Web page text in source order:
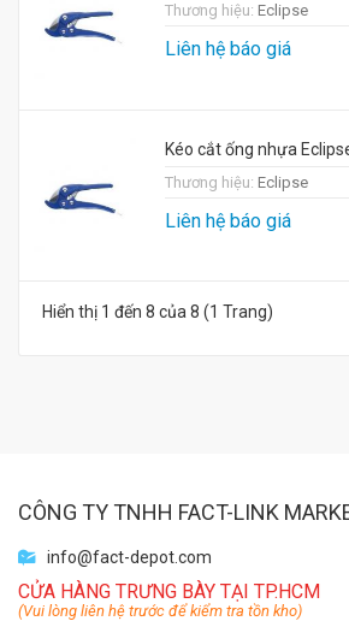
Thương hiệu: Eclipse
Liên hệ báo giá
Kéo cắt ống nhựa
Thương hiệu: Eclipse
Liên hệ báo giá
Hiển thị 1 đến 8 của 8 (1 Trang)
CÔNG TY TNHH FACT-LINK
info@fact-depot.com
CỬA HÀNG TRƯNG BÀY TẠI TP.HCM
(Vui lòng liên hệ trước để kiểm tra tồn kho)